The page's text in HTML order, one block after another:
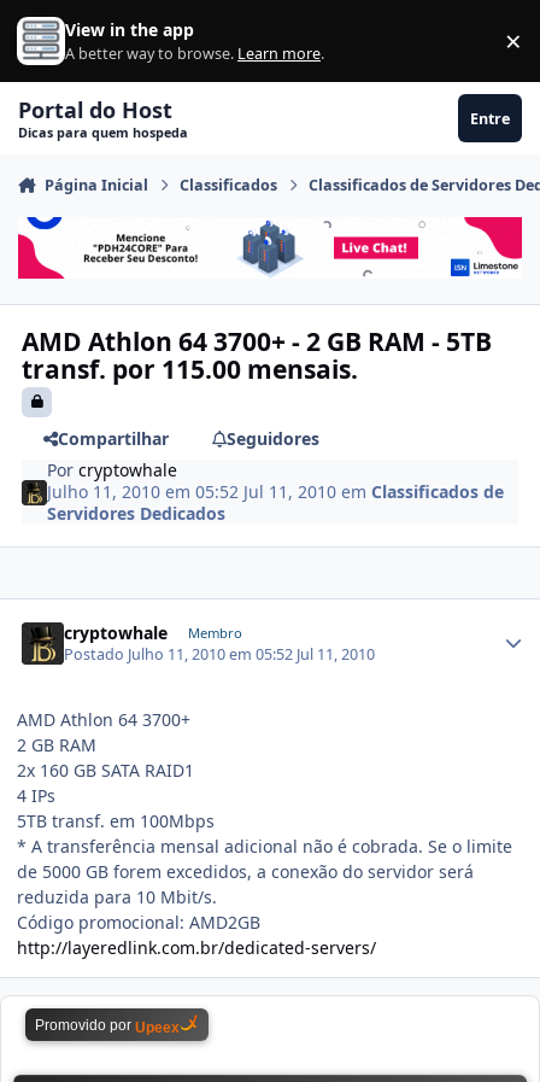
Ir para conteúdo
View in the app
A better way to browse. Learn more. ×
Portal do Host
Dicas para quem hospeda
Entre
Página Inicial Classificados Classificados de Servidores
AMD Athlon 64 3700+ - 2 GB RAM - 5TB
transf. por 115.00 mensais.
Compartilhar
Seguidores
Porcryptowhale
Julho 11, 2010 em 05:52 Jul 11, 2010 emClassificados de
Servidores Dedicados
cryptowhale Membro
Postado Julho 11, 2010 em 05:52 Jul 11, 2010
AMD Athlon 64 3700+
2 GB RAM
2x 160 GB SATA RAID1
4 IPs
5TB transf. em 100Mbps
* A transferência mensal adicional não é cobrada. Se o limite
de 5000 GB forem excedidos, a conexão do servidor será
reduzida para 10 Mbit/s.
Código promocional: AMD2GB
http://layeredlink.com.br/dedicated-servers/